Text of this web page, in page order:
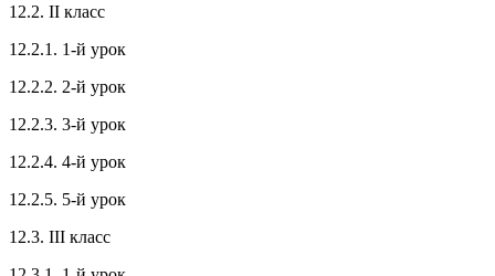
12.2. II класс
12.2.1. 1-й урок
12.2.2. 2-й урок
12.2.3. 3-й урок
12.2.4. 4-й урок
12.2.5. 5-й урок
12.3. III класс